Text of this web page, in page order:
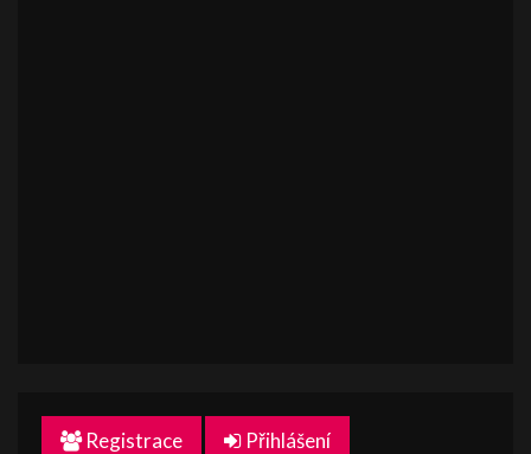
Registrace Přihlášení